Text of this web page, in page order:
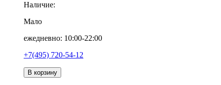
Наличие:
Мало
ежедневно: 10:00-22:00
+7(495) 720-54-12
В корзину